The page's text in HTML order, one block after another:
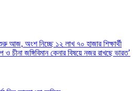
আজ, অংশ নিচ্ছে ১২ লাখ ৭০ হাজার শিক্ষার্থী
ও চীনা জঙ্গিবিমান কেনার বিষয়ে নজর রাখছে ভারত’